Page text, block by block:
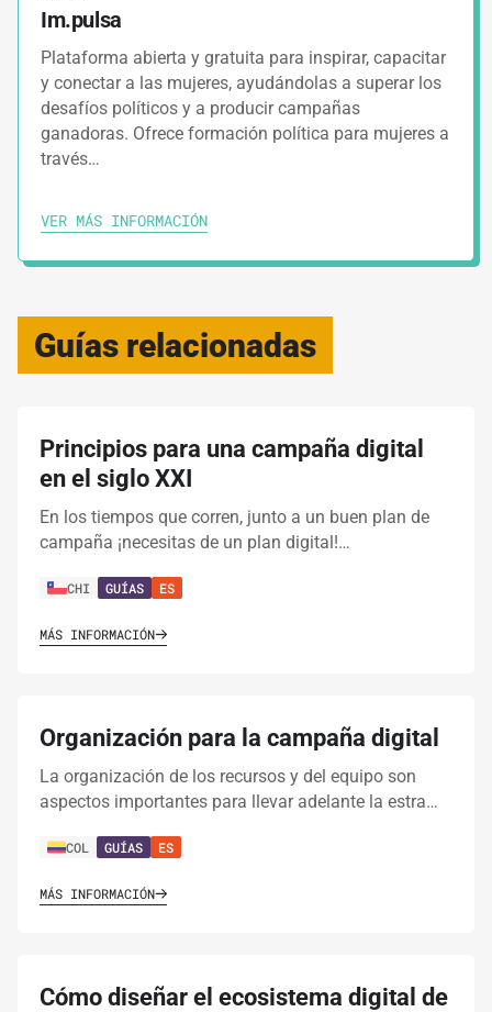
Im.pulsa
Plataforma abierta y gratuita para inspirar, capacitar
y conectar a las mujeres, ayudándolas a superar los
desafíos políticos y a producir campañas
ganadoras. Ofrece formación política para mujeres a
través…
VER MÁS INFORMACIÓN
Guías relacionadas
Principios para una campaña digital
en el siglo XXI
En los tiempos que corren, junto a un buen plan de
campaña ¡necesitas de un plan digital!…
CHI GUÍAS ES
MÁS INFORMACIÓN
Organización para la campaña digital
La organización de los recursos y del equipo son
aspectos importantes para llevar adelante la estra…
COL GUÍAS ES
MÁS INFORMACIÓN
Cómo diseñar el ecosistema digital de